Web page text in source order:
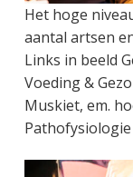
Het hoge
aantal artsen
Links in beeld
Voeding &
Muskiet, em.